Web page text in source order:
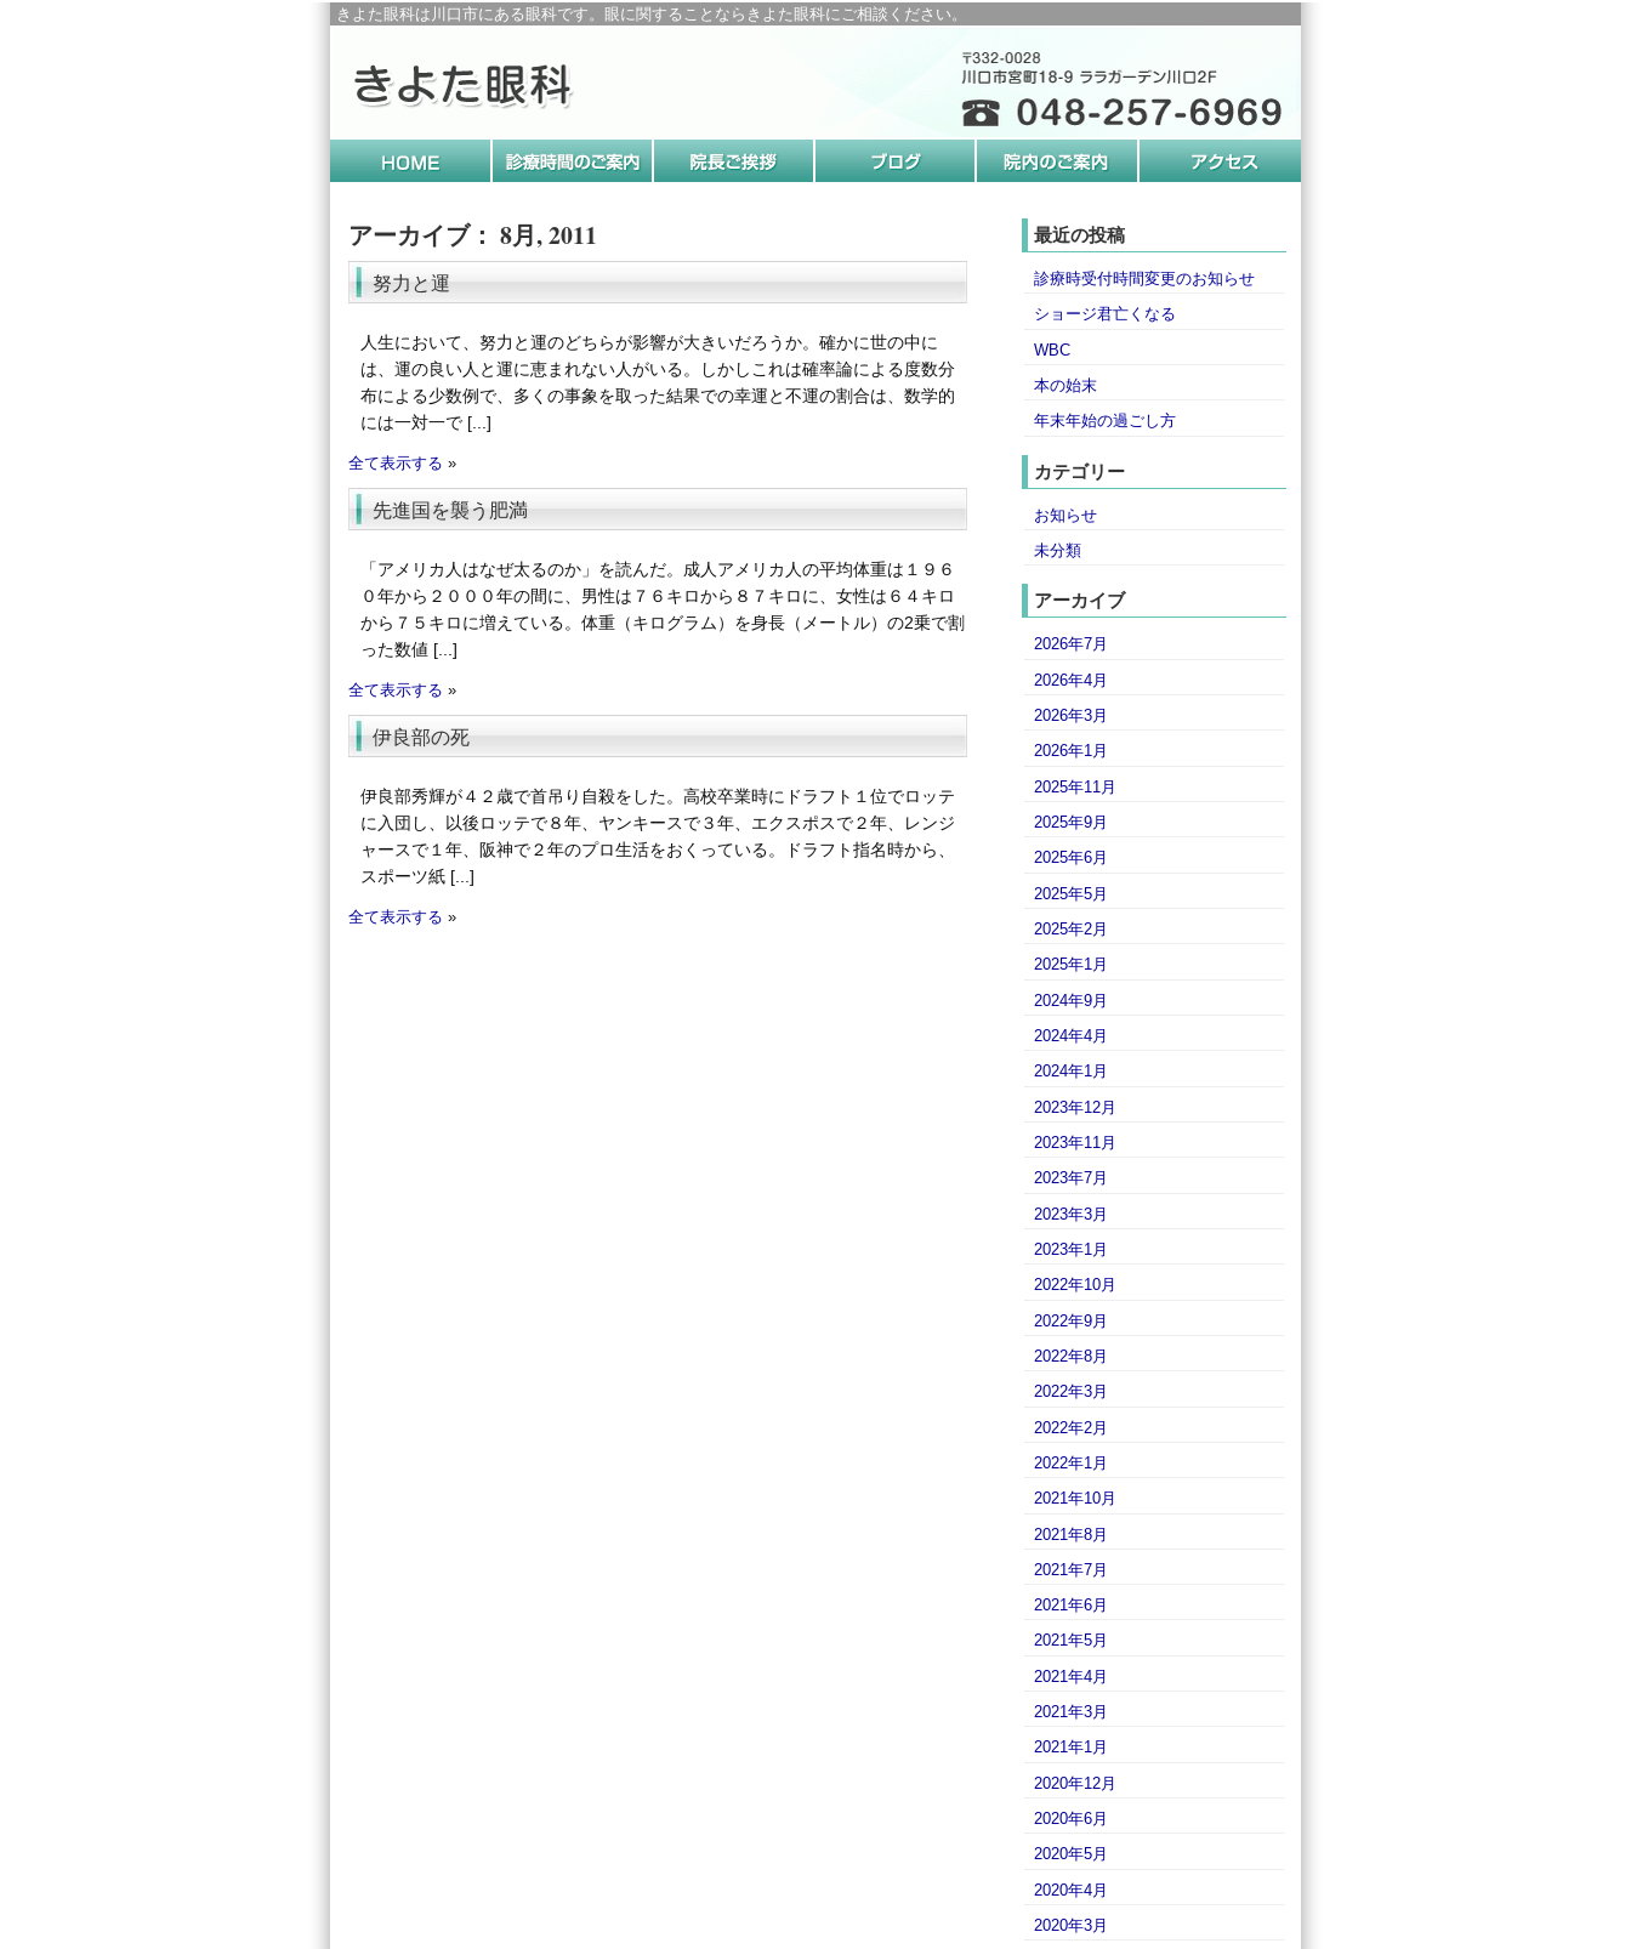
きよた眼科は川口市にある眼科です。眼に関することならきよた眼科にご相談ください。
アーカイブ： 8月, 2011
努力と運
人生において、努力と運のどちらが影響が大きいだろうか。確かに世の中に
は、運の良い人と運に恵まれない人がいる。しかしこれは確率論による度数分
布による少数例で、多くの事象を取った結果での幸運と不運の割合は、数学的
には一対一で [...]
全て表示する »
先進国を襲う肥満
「アメリカ人はなぜ太るのか」を読んだ。成人アメリカ人の平均体重は１９６
０年から２０００年の間に、男性は７６キロから８７キロに、女性は６４キロ
から７５キロに増えている。体重（キログラム）を身長（メートル）の2乗で割
った数値 [...]
全て表示する »
伊良部の死
伊良部秀輝が４２歳で首吊り自殺をした。高校卒業時にドラフト１位でロッテ
に入団し、以後ロッテで８年、ヤンキースで３年、エクスポスで２年、レンジ
ャースで１年、阪神で２年のプロ生活をおくっている。ドラフト指名時から、
スポーツ紙 [...]
全て表示する »
最近の投稿
診療時受付時間変更のお知らせ
ショージ君亡くなる
WBC
本の始末
年末年始の過ごし方
カテゴリー
お知らせ
未分類
アーカイブ
2026年7月
2026年4月
2026年3月
2026年1月
2025年11月
2025年9月
2025年6月
2025年5月
2025年2月
2025年1月
2024年9月
2024年4月
2024年1月
2023年12月
2023年11月
2023年7月
2023年3月
2023年1月
2022年10月
2022年9月
2022年8月
2022年3月
2022年2月
2022年1月
2021年10月
2021年8月
2021年7月
2021年6月
2021年5月
2021年4月
2021年3月
2021年1月
2020年12月
2020年6月
2020年5月
2020年4月
2020年3月